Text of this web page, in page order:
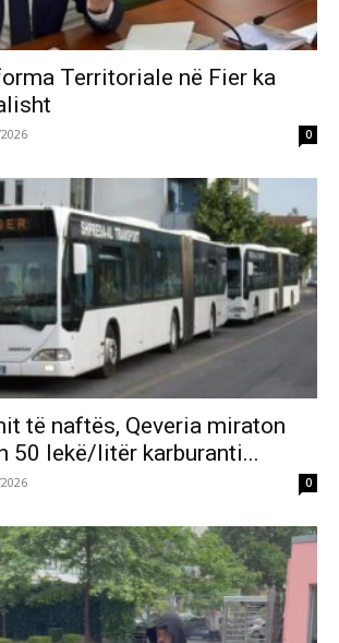
Territoriale në Fier ka
0
të naftës, Qeveria miraton
50 lekë/litër karburanti...
0